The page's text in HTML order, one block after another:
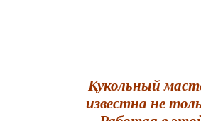
Кукольный
известна не